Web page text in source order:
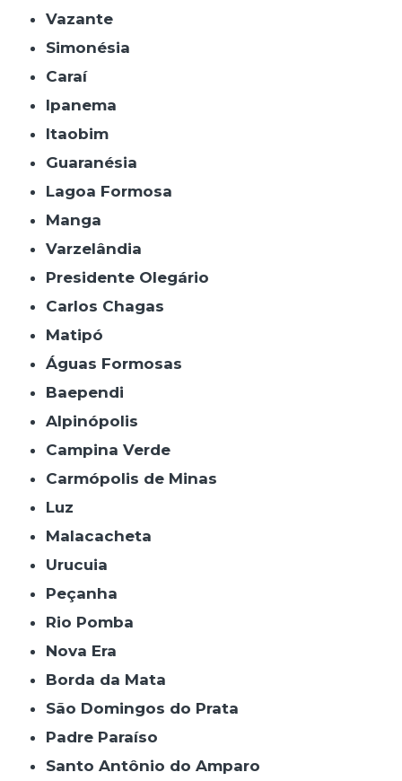
Vazante
Simonésia
Caraí
Ipanema
Itaobim
Guaranésia
Lagoa Formosa
Manga
Varzelândia
Presidente Olegário
Carlos Chagas
Matipó
Águas Formosas
Baependi
Alpinópolis
Campina Verde
Carmópolis de Minas
Luz
Malacacheta
Urucuia
Peçanha
Rio Pomba
Nova Era
Borda da Mata
São Domingos do Prata
Padre Paraíso
Santo Antônio do Amparo